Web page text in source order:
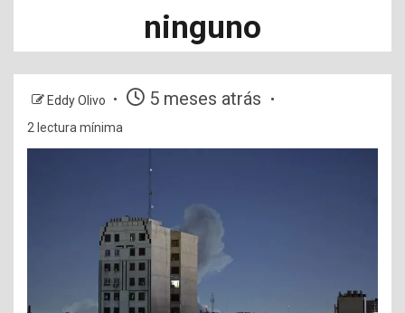
ninguno
Eddy Olivo 5 meses atrás
2 lectura mínima